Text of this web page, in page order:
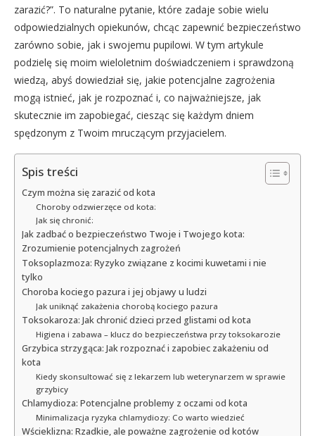
zarazić?”. To naturalne pytanie, które zadaje sobie wielu
odpowiedzialnych opiekunów, chcąc zapewnić bezpieczeństwo
zarówno sobie, jak i swojemu pupilowi. W tym artykule
podzielę się moim wieloletnim doświadczeniem i sprawdzoną
wiedzą, abyś dowiedział się, jakie potencjalne zagrożenia
mogą istnieć, jak je rozpoznać i, co najważniejsze, jak
skutecznie im zapobiegać, ciesząc się każdym dniem
spędzonym z Twoim mruczącym przyjacielem.
Spis treści
Czym można się zarazić od kota
Choroby odzwierzęce od kota:
Jak się chronić:
Jak zadbać o bezpieczeństwo Twoje i Twojego kota:
Zrozumienie potencjalnych zagrożeń
Toksoplazmoza: Ryzyko związane z kocimi kuwetami i nie
tylko
Choroba kociego pazura i jej objawy u ludzi
Jak uniknąć zakażenia chorobą kociego pazura
Toksokaroza: Jak chronić dzieci przed glistami od kota
Higiena i zabawa – klucz do bezpieczeństwa przy toksokarozie
Grzybica strzygąca: Jak rozpoznać i zapobiec zakażeniu od
kota
Kiedy skonsultować się z lekarzem lub weterynarzem w sprawie
grzybicy
Chlamydioza: Potencjalne problemy z oczami od kota
Minimalizacja ryzyka chlamydiozy: Co warto wiedzieć
Wścieklizna: Rzadkie, ale poważne zagrożenie od kotów